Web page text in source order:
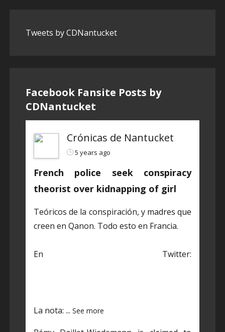
Tweets by CDNantucket
Facebook Fansite Posts by
‎CDNantucket
Crónicas de Nantucket
5 years ago
French police seek conspiracy
theorist over kidnapping of girl
Teóricos de la conspiración, y madres que
creen en Qanon. Todo esto en Francia.
En Twitter:
La nota: ... See more